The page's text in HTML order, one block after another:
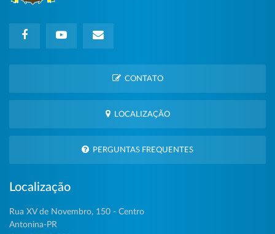
CONTATO
LOCALIZAÇÃO
PERGUNTAS FREQUENTES
Localização
Rua XV de Novembro, 150 - Centro
Antonina-PR